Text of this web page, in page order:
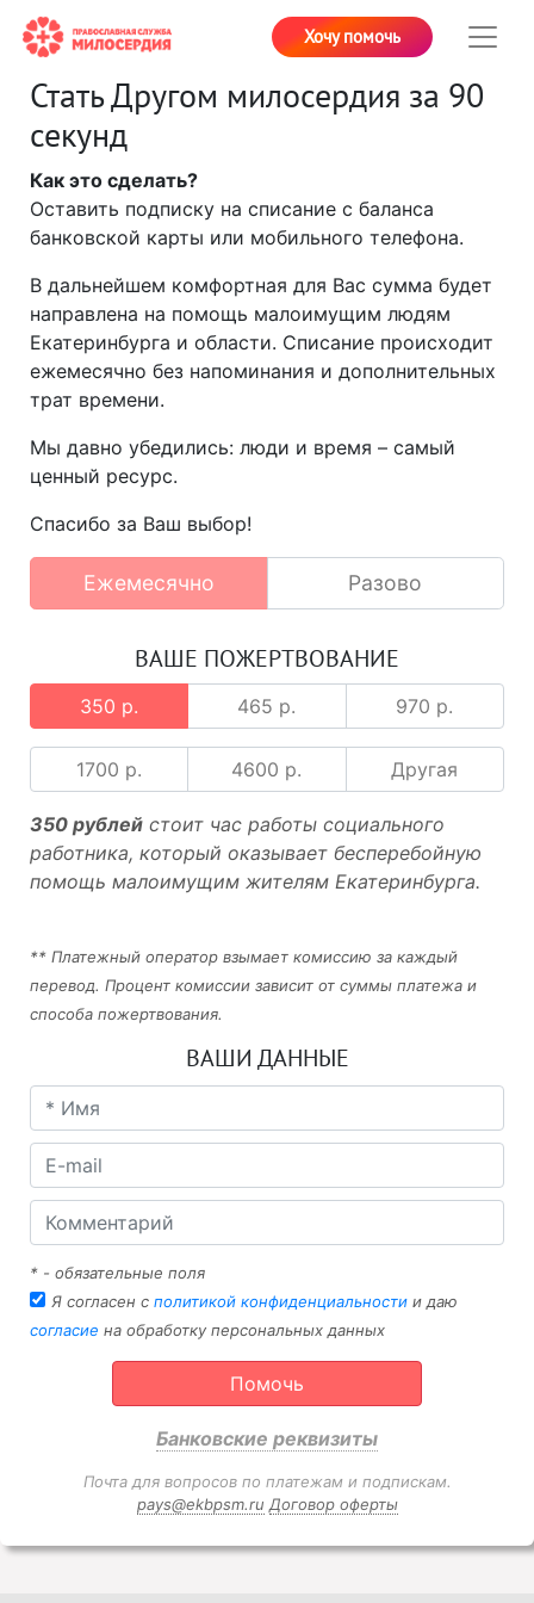
Хочу помочь
Стать Другом милосердия за 90
секунд
Как это сделать?
Оставить подписку на списание с баланса
банковской карты или мобильного телефона.
В дальнейшем комфортная для Вас сумма будет
направлена на помощь малоимущим людям
Екатеринбурга и области. Списание происходит
ежемесячно без напоминания и дополнительных
трат времени.
Мы давно убедились: люди и время – самый
ценный ресурс.
Спасибо за Ваш выбор!
Ежемесячно Разово
ВАШЕ ПОЖЕРТВОВАНИЕ
350 р. 465 р. 970 р.
1700 р. 4600 р. Другая
350 рублей стоит час работы социального
работника, который оказывает бесперебойную
помощь малоимущим жителям Екатеринбурга.
** Платежный оператор взымает комиссию за каждый
перевод. Процент комиссии зависит от суммы платежа и
способа пожертвования.
ВАШИ ДАННЫЕ
* - обязательные поля
Я согласен с политикой конфиденциальности и даю
согласие на обработку персональных данных
Помочь
Банковские реквизиты
Почта для вопросов по платежам и подпискам.
pays@ekbpsm.ru Договор оферты